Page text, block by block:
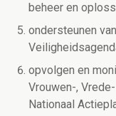
beheer en
ondersteunen
opvolgen en
Vrouwen-,
Nationaal